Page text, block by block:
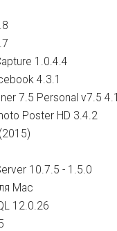
1.0.4.4
4.3.1
7.5 Personal v7.5 4.1
Poster HD 3.4.2
10.7.5 - 1.5.0
Mac
12.0.26